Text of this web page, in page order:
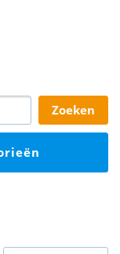
zoeken